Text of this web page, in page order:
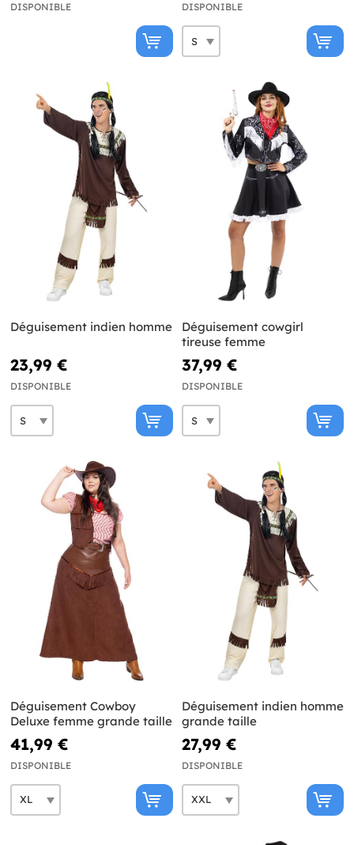
DISPONIBLE DISPONIBLE
Déguisement indien homme
23,99 €
DISPONIBLE
Déguisement cowgirl
tireuse femme
37,99 €
DISPONIBLE
Déguisement Cowboy
Deluxe femme grande taille
41,99 €
DISPONIBLE
Déguisement indien homme
grande taille
27,99 €
DISPONIBLE